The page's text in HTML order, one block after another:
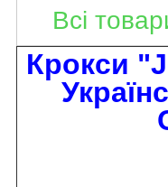
Всі
Крокси